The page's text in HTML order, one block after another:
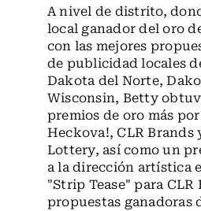
A nivel de distrito,
local ganador del oro
con las mejores
de publicidad locales
Dakota del Norte,
Wisconsin, Betty
premios de oro más
Heckova!, CLR Brands
Lottery, así como un
a la dirección artística
"Strip Tease" para CLR
propuestas ganadoras